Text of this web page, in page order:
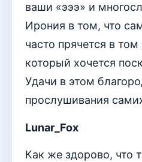
ваши «эээ» и
Ирония в том, что
часто прячется в
который хочется
Удачи в этом
прослушивания
Lunar_Fox
Как же здорово, что